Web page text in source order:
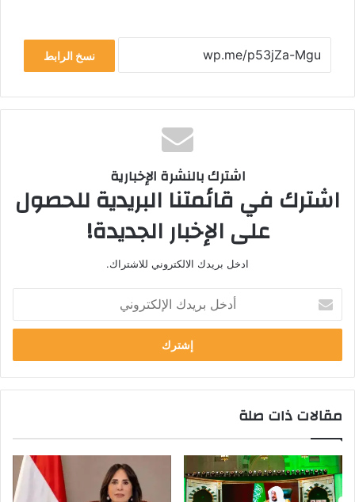
نسخ الرابط
اشترك بالنشرة الإخبارية
اشترك في قائمتنا البريدية للحصول
على الإخبار الجديدة!
ادخل بريدك الالكتروني للاشتراك.
بريدك
الإلكتروني
مقالات ذات صلة